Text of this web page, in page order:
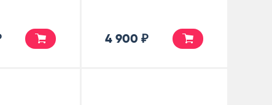
4 900 ₽